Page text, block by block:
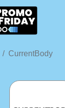
CurrentBody